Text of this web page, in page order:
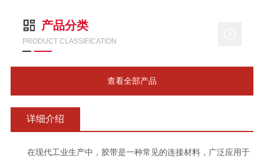
产品分类
PRODUCT CLASSIFICATION
查看全部产品
详细介绍
在现代工业生产中，胶带是一种常见的连接材料，广泛应用于